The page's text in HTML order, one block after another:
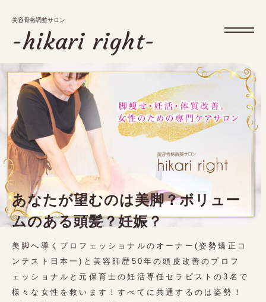
美容骨格調整サロン
-hikari right-
あなたが望むのは美脚？ボリュー
ムのある頭髪？妊娠？
美脚へ導くプロフェッショナルのオーナー(姿勢矯正コ
ンテスト日本一)と美容師歴50年の頭皮改善のプロフ
ェッショナルと元保育士の妊活専任セラピストの3名で
様々な女性を救います！すべてに共通するのは姿勢！
美容骨格調整サロン
-hikari right-
メニュー
お知らせ・ブログ
アクセス
予約・キャンペーン
tel.083-451-6505
10:00〜17:00
日曜日.祝日.不定休
〒745-0809